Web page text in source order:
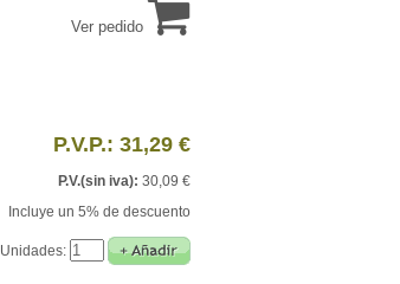
Ver pedido
P.V.P.: 31,29 €
P.V.(sin iva): 30,09 €
Incluye un 5% de descuento
Unidades: